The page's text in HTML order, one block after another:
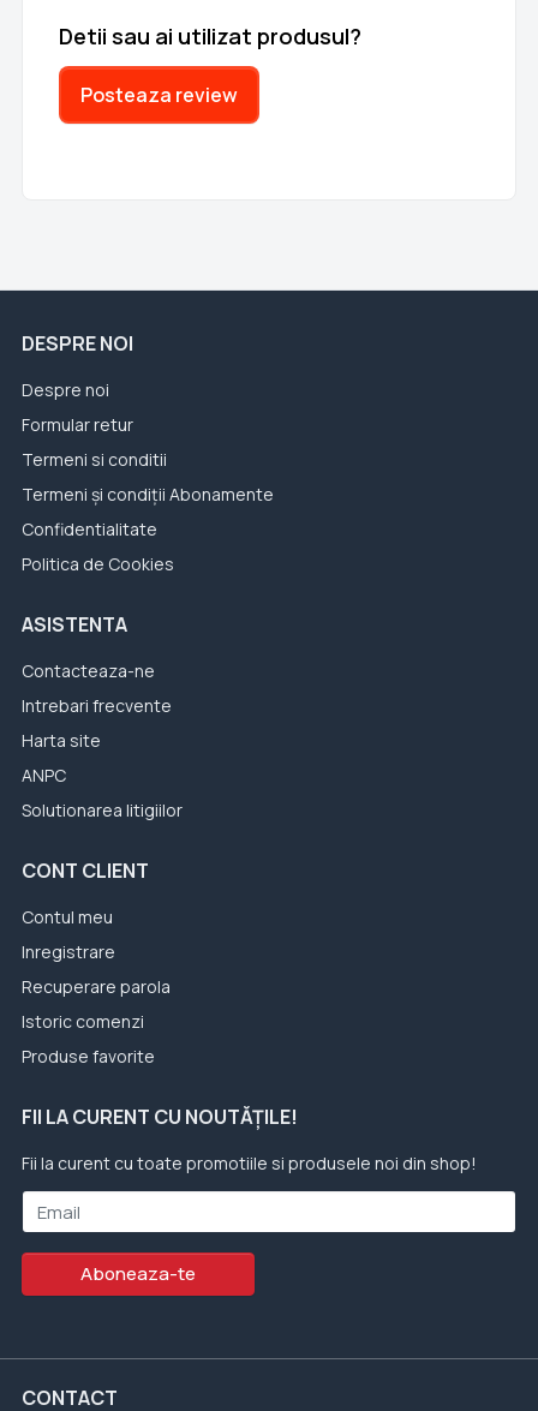
Detii sau ai utilizat produsul?
Posteaza review
DESPRE NOI
Despre noi
Formular retur
Termeni si conditii
Termeni și condiții Abonamente
Confidentialitate
Politica de Cookies
ASISTENTA
Contacteaza-ne
Intrebari frecvente
Harta site
ANPC
Solutionarea litigiilor
CONT CLIENT
Contul meu
Inregistrare
Recuperare parola
Istoric comenzi
Produse favorite
FII LA CURENT CU NOUTĂȚILE!
Fii la curent cu toate promotiile si produsele noi din shop!
Email
Aboneaza-te
CONTACT